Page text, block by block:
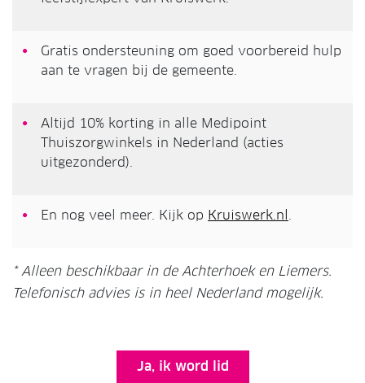
Gratis ondersteuning om goed voorbereid hulp
aan te vragen bij de gemeente.
Altijd 10% korting in alle Medipoint
Thuiszorgwinkels in Nederland (acties
uitgezonderd).
En nog veel meer. Kijk op Kruiswerk.nl .
* Alleen beschikbaar in de Achterhoek en Liemers.
Telefonisch advies is in heel Nederland mogelijk.
Ja, ik word lid